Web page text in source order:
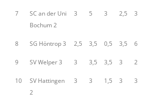
7
SC an der Uni
Bochum 2
3 5 3 2,5 3
8 SG Höntrop 3 2,5 3,5 0,5 3,5 6
9 SV Welper 3 3 3,5 3,5 3 2
10
SV Hattingen
2
3 3 1,5 3 3